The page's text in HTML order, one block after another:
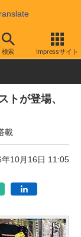
検索 Impressサイト
おもしろグッズ
トが登場、
載
年10月16日 11:05